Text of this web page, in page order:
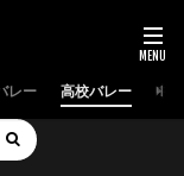
レー 高校バレー 中